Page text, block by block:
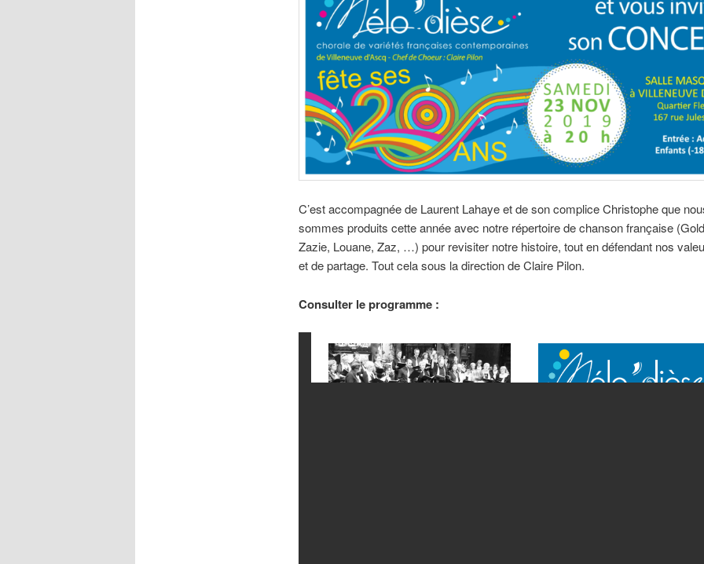
C’est accompagnée de Laurent Lahaye et de son complice Christophe que
sommes produits cette année avec notre répertoire de chanson française
Zazie, Louane, Zaz, …) pour revisiter notre histoire, tout en défendant nos
et de partage. Tout cela sous la direction de Claire Pilon.
Consulter le programme :